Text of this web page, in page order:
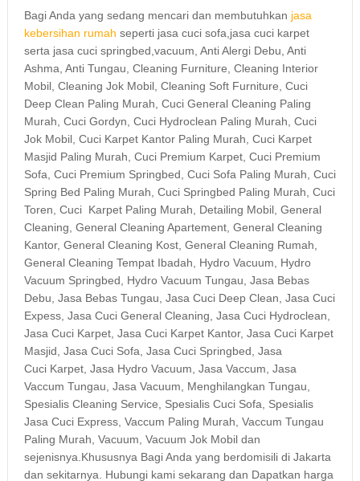
Bagi Anda yang sedang mencari dan membutuhkan jasa
kebersihan rumah seperti jasa cuci sofa,jasa cuci karpet
serta jasa cuci springbed,vacuum, Anti Alergi Debu, Anti
Ashma, Anti Tungau, Cleaning Furniture, Cleaning Interior
Mobil, Cleaning Jok Mobil, Cleaning Soft Furniture, Cuci
Deep Clean Paling Murah, Cuci General Cleaning Paling
Murah, Cuci Gordyn, Cuci Hydroclean Paling Murah, Cuci
Jok Mobil, Cuci Karpet Kantor Paling Murah, Cuci Karpet
Masjid Paling Murah, Cuci Premium Karpet, Cuci Premium
Sofa, Cuci Premium Springbed, Cuci Sofa Paling Murah, Cuci
Spring Bed Paling Murah, Cuci Springbed Paling Murah, Cuci
Toren, Cuci Karpet Paling Murah, Detailing Mobil, General
Cleaning, General Cleaning Apartement, General Cleaning
Kantor, General Cleaning Kost, General Cleaning Rumah,
General Cleaning Tempat Ibadah, Hydro Vacuum, Hydro
Vacuum Springbed, Hydro Vacuum Tungau, Jasa Bebas
Debu, Jasa Bebas Tungau, Jasa Cuci Deep Clean, Jasa Cuci
Expess, Jasa Cuci General Cleaning, Jasa Cuci Hydroclean,
Jasa Cuci Karpet, Jasa Cuci Karpet Kantor, Jasa Cuci Karpet
Masjid, Jasa Cuci Sofa, Jasa Cuci Springbed, Jasa
Cuci Karpet, Jasa Hydro Vacuum, Jasa Vaccum, Jasa
Vaccum Tungau, Jasa Vacuum, Menghilangkan Tungau,
Spesialis Cleaning Service, Spesialis Cuci Sofa, Spesialis
Jasa Cuci Express, Vaccum Paling Murah, Vaccum Tungau
Paling Murah, Vacuum, Vacuum Jok Mobil dan
sejenisnya.Khususnya Bagi Anda yang berdomisili di Jakarta
dan sekitarnya. Hubungi kami sekarang dan Dapatkan harga